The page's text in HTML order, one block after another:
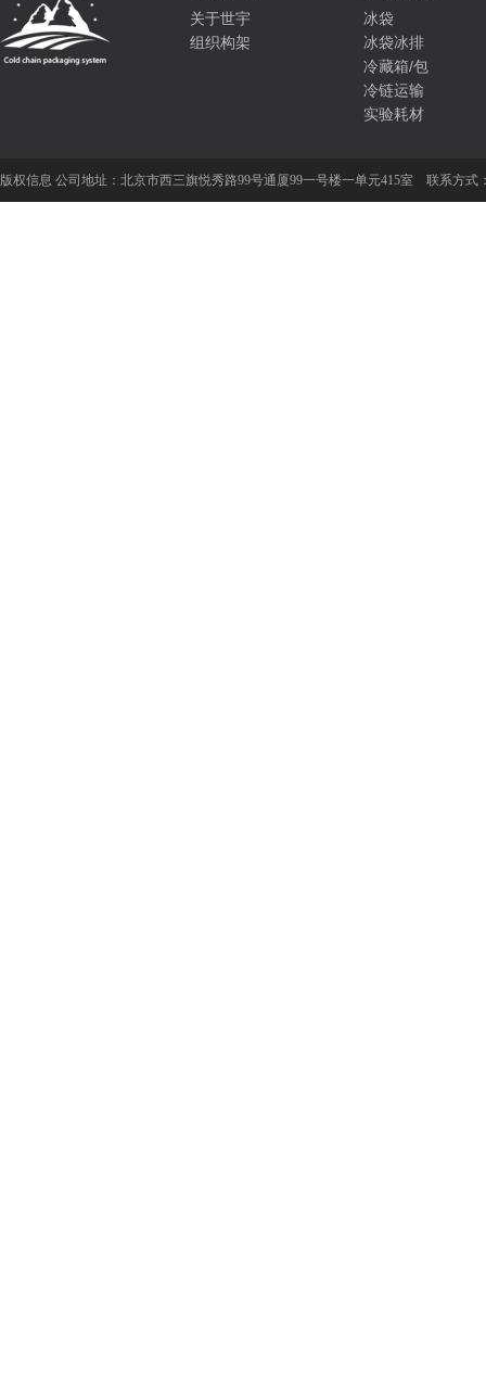
关于世宇
组织构架
冰袋
冰袋冰排
冷藏箱/包
冷链运输
实验耗材
版权信息 公司地址： 北京市西三旗悦秀路99号通厦99一号楼一单元415室 联系方式